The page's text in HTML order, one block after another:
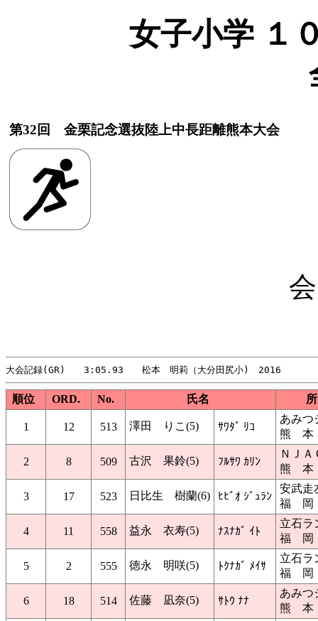
女子小学 １
第32回 金栗記念選抜陸上中長距離熊本大会
順位 ORD. No. 氏名
1 12 513 澤田 りこ(5) ｻﾜﾀﾞ ﾘｺ
あみつ
熊 本
2 8 509 古沢 果鈴(5) ﾌﾙｻﾜ ｶﾘﾝ
ＮＪＡ
熊 本
3 17 523 日比生 樹蘭(6) ﾋﾋﾞｵ ｼﾞｭﾗﾝ
安武走
福 岡
4 11 558 益永 衣寿(5) ﾅｽﾅｶﾞ ｲﾄ
立石ラ
福 岡
5 2 555 徳永 明咲(5) ﾄｸﾅｶﾞ ﾒｲｻ
立石ラ
福 岡
6 18 514 佐藤 凪奈(5) ｻﾄｳ ﾅﾅ
あみつ
熊 本